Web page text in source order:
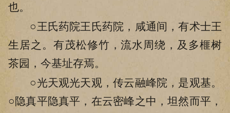
也。
○王氏药院王氏药院，咸通间，有术士王
生居之。有茂松修竹，流水周绕，及多榧树
茶园，今基址存焉。
○光天观光天观，传云融峰院，是观基。
○隐真平隐真平，在云密峰之中，坦然而平，